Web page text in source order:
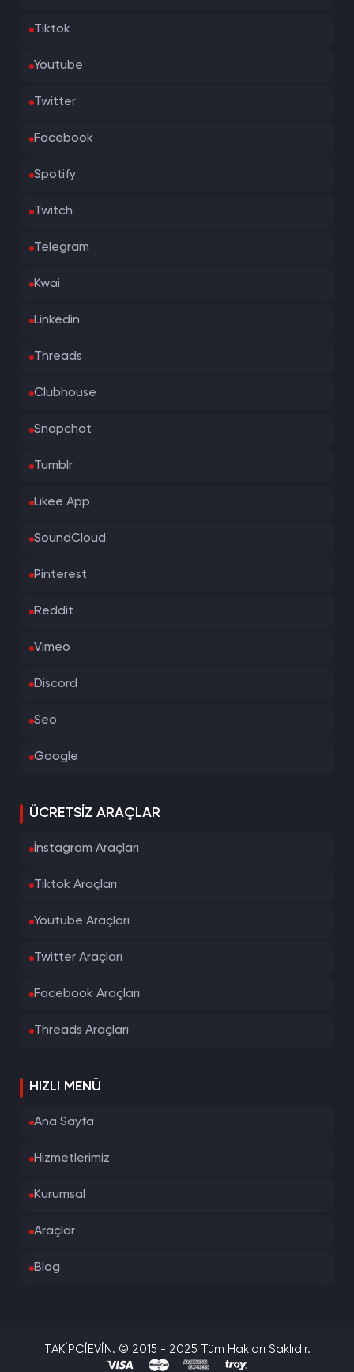
Tiktok
Youtube
Twitter
Facebook
Spotify
Twitch
Telegram
Kwai
Linkedin
Threads
Clubhouse
Snapchat
Tumblr
Likee App
SoundCloud
Pinterest
Reddit
Vimeo
Discord
Seo
Google
ÜCRETSIZ ARAÇLAR
İnstagram Araçları
Tiktok Araçları
Youtube Araçları
Twitter Araçları
Facebook Araçları
Threads Araçları
HIZLI MENÜ
Ana Sayfa
Hizmetlerimiz
Kurumsal
Araçlar
Blog
TAKİPCİEVİN. © 2015 - 2025 Tüm Hakları Saklıdır.